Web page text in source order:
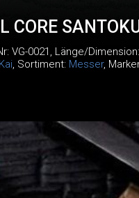
CORE
VG-0021 , Länge/
Kai, Sortiment: Messer,